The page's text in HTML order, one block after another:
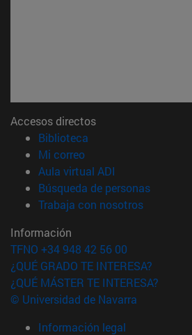
Accesos directos
Biblioteca
Mi correo(abre en nueva
Aula virtual ADI
Búsqueda de personas(abre en
Trabaja con nosotros(abre en
Información
TFNO +34 948 42 56 00
¿QUÉ GRADO TE INTERESA?
¿QUÉ MÁSTER TE INTERESA?
© Universidad de Navarra
Información legal